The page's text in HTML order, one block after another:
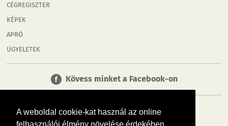
A weboldal cookie-kat használ az online
CÉGREGISZTER
KÉPEK
APRÓ
ÜGYELETEK
Kövess minket a Facebook-on